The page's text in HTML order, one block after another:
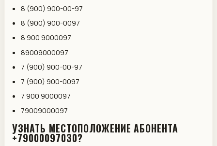
8 (900) 900-00-97
8 (900) 900-0097
8 900 9000097
89009000097
7 (900) 900-00-97
7 (900) 900-0097
7 900 9000097
79009000097
УЗНАТЬ МЕСТОПОЛОЖЕНИЕ АБОНЕНТА
+79000097030?